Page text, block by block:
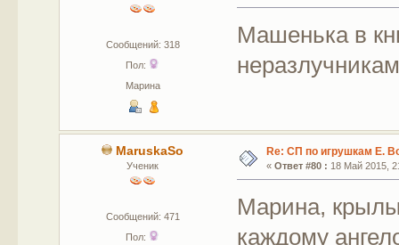
Сообщений: 318
Пол:
Марина
Машенька в
MaruskaSo
Ученик
Сообщений: 471
Пол:
Re: СП по игрушкам Е.
« Ответ #80 : 18 Май 2015,
Марина,
каждому